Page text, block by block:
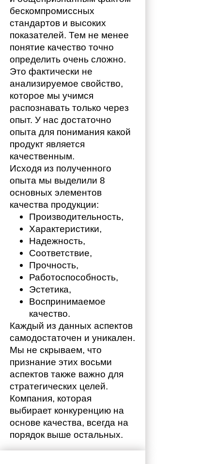
бескомпромиссных
стандартов и высоких
показателей. Тем не менее
понятие качество точно
определить очень сложно.
Это фактически не
анализируемое свойство,
которое мы учимся
распознавать только через
опыт. У нас достаточно
опыта для понимания какой
продукт является
качественным.
Исходя из полученного
опыта мы выделили 8
основных элементов
качества продукции:
Производительность,
Характеристики,
Надежность,
Соответствие,
Прочность,
Работоспособность,
Эстетика,
Воспринимаемое
качество.
Каждый из данных аспектов
самодостаточен и уникален.
Мы не скрываем, что
признание этих восьми
аспектов также важно для
стратегических целей.
Компания, которая
выбирает конкуренцию на
основе качества, всегда на
порядок выше остальных.